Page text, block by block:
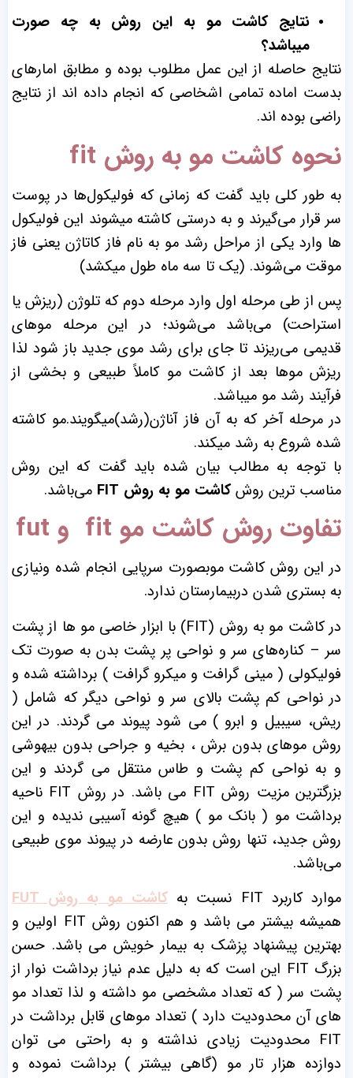
نتایج کاشت مو به این روش به چه صورت
میباشد؟
نتایج حاصله از این عمل مطلوب بوده و مطابق امارهای
بدست اماده تمامی اشخاصی که انجام داده اند از نتایج
راضی بوده اند.
نحوه کاشت مو به روش fit
به طور کلی باید گفت که زمانی که فولیکول‌ها در پوست
سر قرار می‌گیرند و به درستی کاشته میشوند این فولیکول
ها وارد یکی از مراحل رشد مو به نام فاز کاتاژن یعنی فاز
موقت می‌شوند. (یک تا سه ماه طول میکشد)
پس از طی مرحله اول وارد مرحله دوم که تلوژن (ریزش یا
استراحت) می‌باشد می‌شوند؛ در این مرحله موهای
قدیمی می‌ریزند تا جای برای رشد موی جدید باز شود لذا
ریزش موها بعد از کاشت مو کاملاً طبیعی و بخشی از
فرآیند رشد مو میباشد.
در مرحله آخر که به آن فاز آناژن(رشد)میگویند.مو کاشته
شده شروع به رشد میکند.
با توجه به مطالب بیان شده باید گفت که این روش
مناسب ترین روشکاشت مو به روش FIT می‌باشد.
تفاوت روش کاشت مو fit و fut
در این روش کاشت موبصورت سرپایی انجام شده ونیازی
به بستری شدن دربیمارستان ندارد.
در کاشت مو به روش (FIT) با ابزار خاصی مو ها از پشت
سر – کناره‌های سر و نواحی پر پشت بدن به صورت تک
فولیکولی ( مینی گرافت و میکرو گرافت ) برداشته شده و
در نواحی کم پشت بالای سر و نواحی دیگر که شامل (
ریش، سیبیل و ابرو ) می شود پیوند می گردند. در این
روش موهای بدون برش ، بخیه و جراحی بدون بیهوشی
و به نواحی کم پشت و طاس منتقل می گردند و این
بزرگترین مزیت روش FIT می باشد. در روش FIT ناحیه
برداشت مو ( بانک مو ) هیچ گونه آسیبی ندیده و این
روش جدید، تنها روش بدون عارضه در پیوند موی طبیعی
می‌باشد.
موارد کاربرد FIT نسبت به
کاشت مو به روش FUT
همیشه بیشتر می باشد و هم اکنون روش FIT اولین و
بهترین پیشنهاد پزشک به بیمار خویش می باشد. حسن
بزرگ FIT این است که به دلیل عدم نیاز برداشت نوار از
پشت سر ( که تعداد مشخصی مو داشته و لذا تعداد مو
های آن محدودیت دارد ) تعداد موهای قابل برداشت در
FIT محدودیت زیادی نداشته و به راحتی می توان
دوازده هزار تار مو (گاهی بیشتر ) برداشت نموده و